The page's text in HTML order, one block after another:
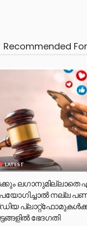
Recommended
LATEST
നല്ല
ഭേദഗതി